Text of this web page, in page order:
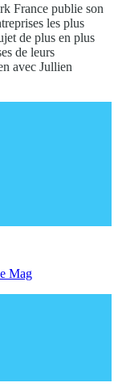
France publie son
les plus
de plus en plus
de leurs
avec Jullien
Mag